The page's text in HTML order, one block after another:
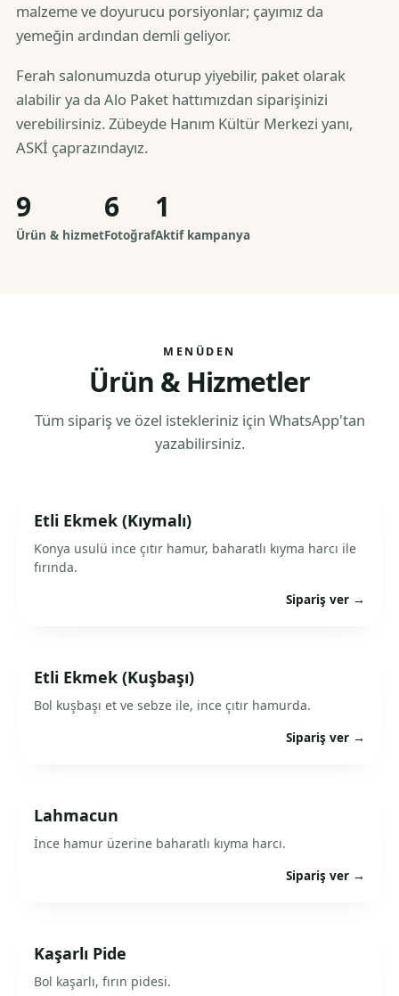
malzeme ve doyurucu porsiyonlar; çayımız da
yemeğin ardından demli geliyor.
Ferah salonumuzda oturup yiyebilir, paket olarak
alabilir ya da Alo Paket hattımızdan siparişinizi
verebilirsiniz. Zübeyde Hanım Kültür Merkezi yanı,
ASKİ çaprazındayız.
9
Ürün & hizmet
6
Fotoğraf
1
Aktif kampanya
MENÜDEN
Ürün & Hizmetler
Tüm sipariş ve özel istekleriniz için WhatsApp'tan
yazabilirsiniz.
Etli Ekmek (Kıymalı)
Konya usulü ince çıtır hamur, baharatlı kıyma harcı ile
fırında.
Sipariş ver →
Etli Ekmek (Kuşbaşı)
Bol kuşbaşı et ve sebze ile, ince çıtır hamurda.
Sipariş ver →
Lahmacun
İnce hamur üzerine baharatlı kıyma harcı.
Sipariş ver →
Kaşarlı Pide
Bol kaşarlı, fırın pidesi.